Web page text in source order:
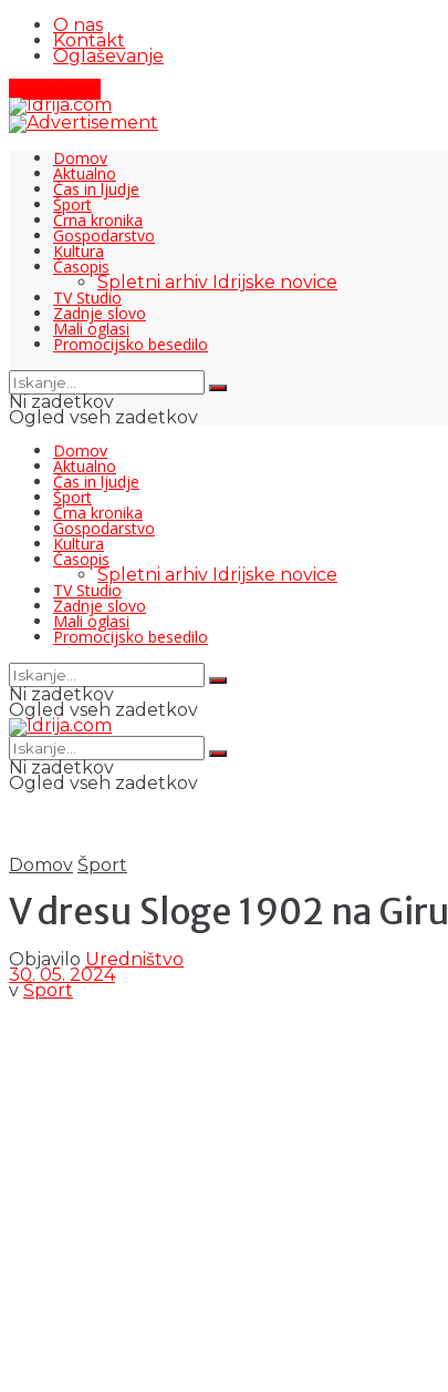
O nas
Kontakt
Oglaševanje
Domov
Aktualno
Čas in ljudje
Šport
Črna kronika
Gospodarstvo
Kultura
Časopis
Spletni arhiv Idrijske novice
TV Studio
Zadnje slovo
Mali oglasi
Promocijsko besedilo
Ni zadetkov
Ogled vseh zadetkov
Domov
Aktualno
Čas in ljudje
Šport
Črna kronika
Gospodarstvo
Kultura
Časopis
Spletni arhiv Idrijske novice
TV Studio
Zadnje slovo
Mali oglasi
Promocijsko besedilo
Ni zadetkov
Ogled vseh zadetkov
Ni zadetkov
Ogled vseh zadetkov
Domov Šport
V dresu Sloge 1902 na Giru
Objavilo Uredništvo
30. 05. 2024
v Šport